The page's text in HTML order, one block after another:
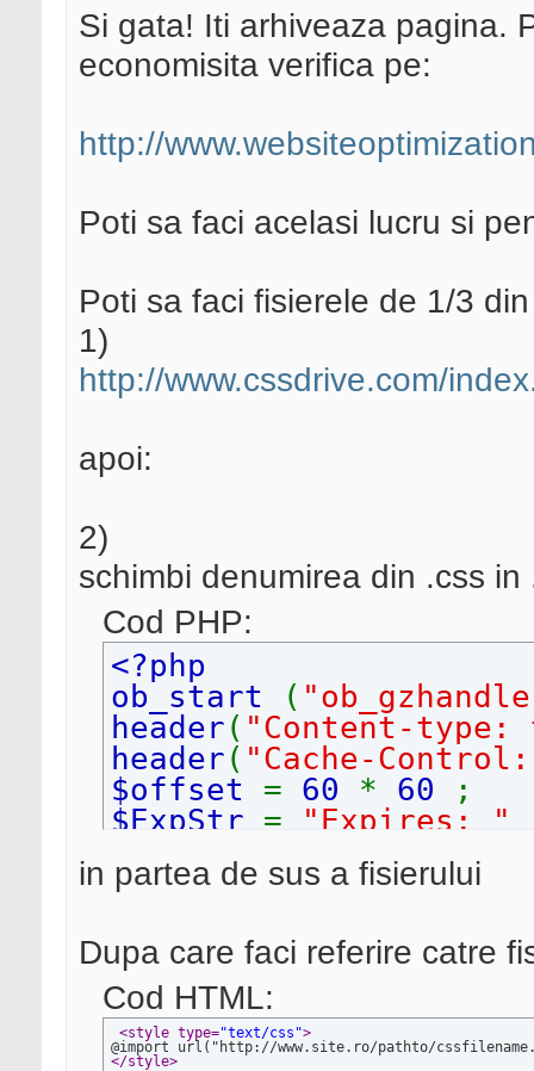
Si gata! Iti arhiveaza pagina.
economisita verifica pe:
http://
Poti sa faci acelasi lucru si
Poti sa faci fisierele de 1/3
1)
http://www.cssdrive.com/
apoi:
2)
schimbi denumirea din .css
Cod PHP:
<?php
ob_start
(
header ( "Content-
header ( "Cache-
$offset = 60 * 60
;
$ExpStr = "Expires: "
(
"D, d M Y
time() +$offset) .
?>
in partea de sus a fisierului
Dupa care faci referire catre
Cod HTML:
<style type="text/css">
</style>